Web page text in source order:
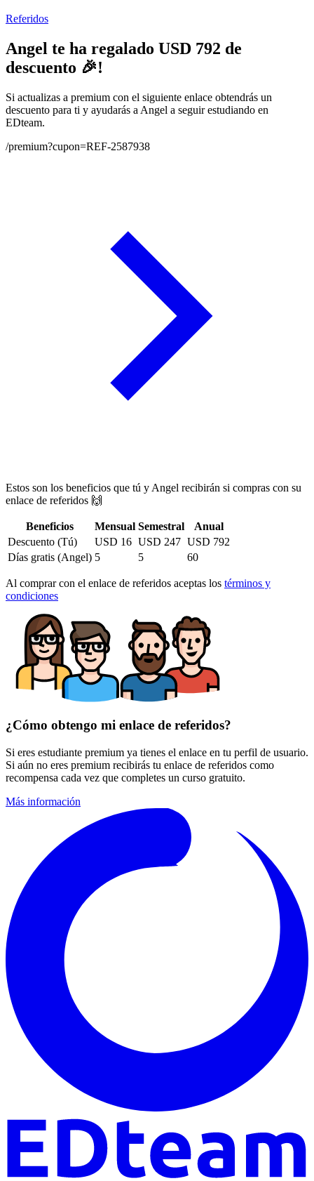
Referidos
Angel te ha regalado USD 792 de
descuento 🎉!
Si actualizas a premium con el siguiente enlace obtendrás un
descuento para ti y ayudarás a Angel a seguir estudiando en
EDteam.
/premium?cupon=REF-2587938
Estos son los beneficios que tú y Angel recibirán si compras con su
enlace de referidos 🙌
Beneficios Mensual Semestral
Anual
Descuento (Tú)
USD 16 USD 247 USD 792
Días gratis (Angel) 5 5 60
Al comprar con el enlace de referidos aceptas los términos y
condiciones
¿Cómo obtengo mi enlace de referidos?
Si eres estudiante premium ya tienes el enlace en tu perfil de usuario.
Si aún no eres premium recibirás tu enlace de referidos como
recompensa cada vez que completes un curso gratuito.
Más información